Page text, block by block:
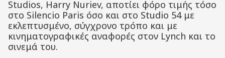
Studios, Harry Nuriev, αποτίει φόρο τιμής τόσο
στο Silencio Paris όσο και στο Studio 54 με
εκλεπτυσμένο, σύγχρονο τρόπο και με
κινηματογραφικές αναφορές στον Lynch και το
σινεμά του.